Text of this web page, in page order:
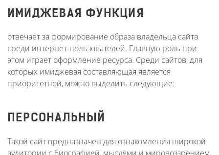
ИМИДЖЕВАЯ ФУНКЦИЯ
отвечает за формирование образа владельца сайта
среди интернет-пользователей. Главную роль при
этом играет оформление ресурса. Среди сайтов, для
которых имиджевая составляющая является
приоритетной, можно выделить следующие:
ПЕРСОНАЛЬНЫЙ
Такой сайт предназначен для ознакомления широкой